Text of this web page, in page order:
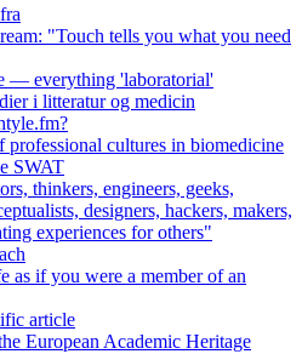
"Touch tells you what you need
— everything 'laboratorial'
i litteratur og medicin
professional cultures in biomedicine
SWAT
thinkers, engineers, geeks,
designers, hackers, makers,
experiences for others"
if you were a member of an
article
European Academic Heritage